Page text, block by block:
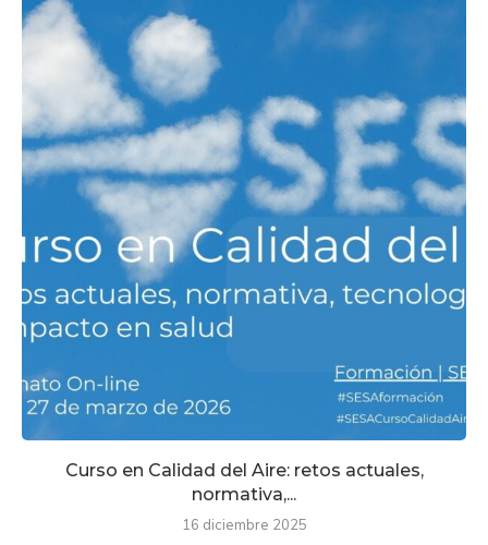
Curso en Calidad del Aire: retos actuales,
normativa,...
16 diciembre 2025